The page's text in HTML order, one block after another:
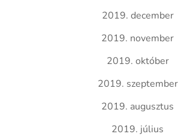
2019. december
2019. november
2019. október
2019. szeptember
2019. augusztus
2019. július